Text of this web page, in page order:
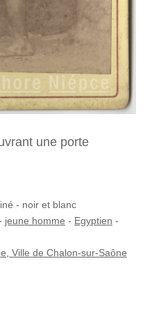
une porte
- noir et blanc
jeune homme - Egyptien -
Ville de Chalon-sur-Saône